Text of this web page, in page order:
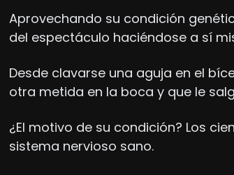
Aprovechando su condición
del espectáculo haciéndose a sí
Desde clavarse una aguja en el
otra metida en la boca y que le
¿El motivo de su condición? Los
sistema nervioso sano.